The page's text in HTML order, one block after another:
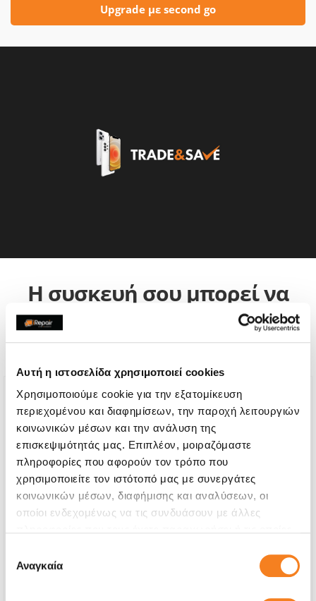
Αυτή η ιστοσελίδα χρησιμοποιεί cookies
Χρησιμοποιούμε cookie για την εξατομίκευση
περιεχομένου και διαφημίσεων, την παροχή λειτουργιών
κοινωνικών μέσων και την ανάλυση της
επισκεψιμότητάς μας. Επιπλέον, μοιραζόμαστε
πληροφορίες που αφορούν τον τρόπο που
χρησιμοποιείτε τον ιστότοπό μας με συνεργάτες
κοινωνικών μέσων, διαφήμισης και αναλύσεων, οι
οποίοι ενδεχομένως να τις συνδυάσουν με άλλες
των υπηρεσιών τους.
συγκατάθεσης
Αναγκαία
Upgrade με second go
Η συσκευή σου μπορεί να
χρειάζεται και κάποια από
τις παρακάτω επισκευές: